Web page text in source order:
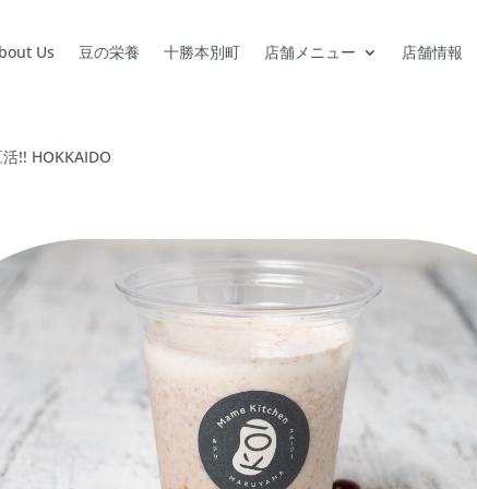
Us 豆の栄養 十勝本別町 店舗メニュー 店舗情報
!! HOKKAIDO